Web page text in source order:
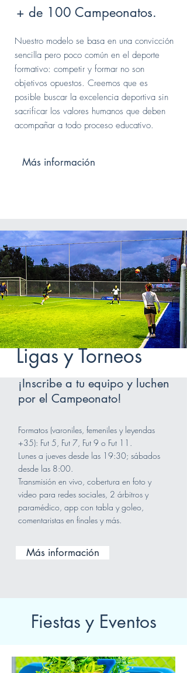
+ de 100 Campeonatos.
Nuestro modelo se basa en una convicción
sencilla pero poco común en el deporte
formativo: competir y formar no son
objetivos opuestos. Creemos que es
posible buscar la excelencia deportiva sin
sacrificar los valores humanos que deben
acompañar a todo proceso educativo.
Más información
Ligas y Torneos
¡Inscribe a tu equipo y luchen
por el Campeonato!
Formatos (varoniles, femeniles y leyendas
+35): Fut 5, Fut 7, Fut 9 o Fut 11.
Lunes a jueves desde las 19:30; sábados
desde las 8:00.
Transmisión en vivo, cobertura en foto y
video para redes sociales, 2 árbitros y
paramédico, app con tabla y goleo,
comentaristas en finales y más.
Más información
Fiestas y Eventos